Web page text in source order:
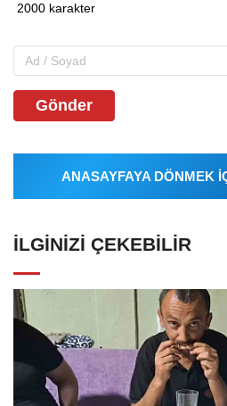
Gönder
ANASAYFAYA DÖNMEK
İLGINIZI ÇEKEBILIR